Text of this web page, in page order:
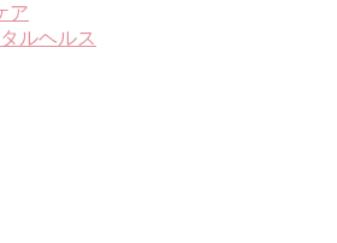
ア
ルヘルス